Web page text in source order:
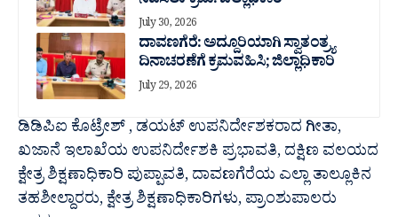
July 30, 2026
ದಾವಣಗೆರೆ: ಅದ್ದೂರಿಯಾಗಿ ಸ್ವಾತಂತ್ರ್ಯ
ದಿನಾಚರಣೆಗೆ ಕ್ರಮವಹಿಸಿ; ಜಿಲ್ಲಾಧಿಕಾರಿ
July 29, 2026
ಡಿಡಿಪಿಐ ಕೊಟ್ರೇಶ್ , ಡಯಟ್ ಉಪನಿರ್ದೇಶಕರಾದ ಗೀತಾ,
ಖಜಾನೆ ಇಲಾಖೆಯ ಉಪನಿರ್ದೇಶಕಿ ಪ್ರಭಾವತಿ, ದಕ್ಷಿಣ ವಲಯದ
ಕ್ಷೇತ್ರ ಶಿಕ್ಷಣಾಧಿಕಾರಿ ಪುಪ್ಪಾವತಿ, ದಾವಣಗೆರೆಯ ಎಲ್ಲಾ ತಾಲ್ಲೂಕಿನ
ತಹಶೀಲ್ದಾರರು, ಕ್ಷೇತ್ರ ಶಿಕ್ಷಣಾಧಿಕಾರಿಗಳು, ಪ್ರಾಂಶುಪಾಲರು